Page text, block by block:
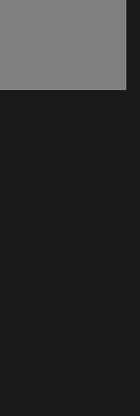
ventana)
ventana)